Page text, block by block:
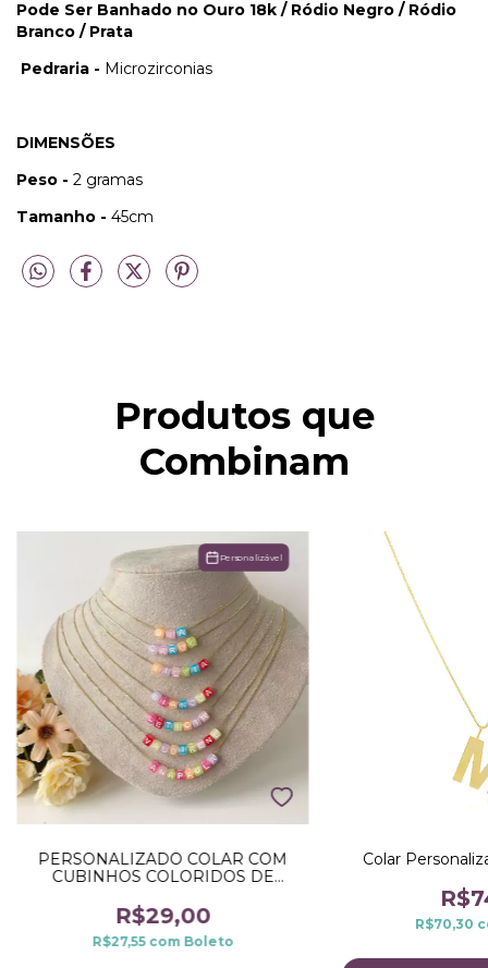
Pode Ser Banhado no Ouro 18k / Ródio Negro / Ródio
Branco / Prata
Pedraria - Microzirconias
DIMENSÕES
Peso - 2 gramas
Tamanho - 45cm
Produtos que
Combinam
Personalizável
PERSONALIZADO COLAR COM
CUBINHOS COLORIDOS DE
R$29,00
R$27,55 com Boleto
Colar
R$70,30